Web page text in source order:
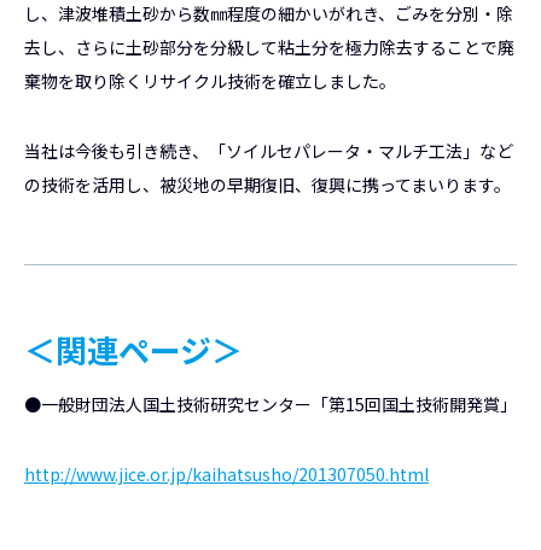
し、津波堆積土砂から数㎜程度の細かいがれき、ごみを分別・除
去し、さらに土砂部分を分級して粘土分を極力除去することで廃
棄物を取り除くリサイクル技術を確立しました。
当社は今後も引き続き、「ソイルセパレータ・マルチ工法」など
の技術を活用し、被災地の早期復旧、復興に携ってまいります。
＜関連ページ＞
●一般財団法人国土技術研究センター「第15回国土技術開発賞」
http://www.jice.or.jp/kaihatsusho/201307050.html